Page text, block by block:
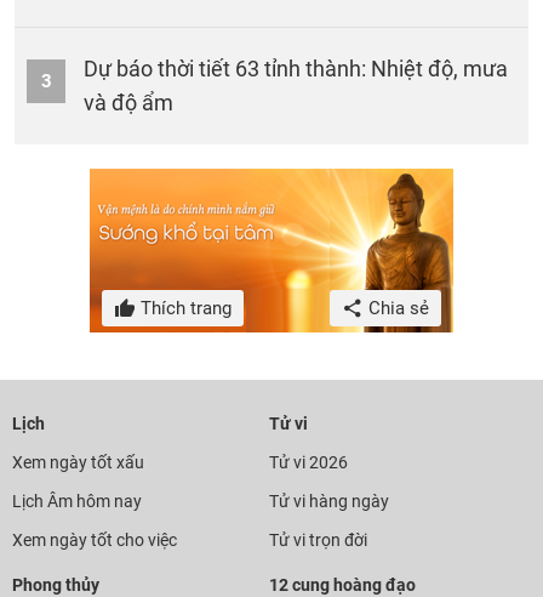
3
Dự báo thời tiết 63 tỉnh thành: Nhiệt độ, mưa
và độ ẩm
Thích trang Chia sẻ
Lịch
Xem ngày tốt xấu
Lịch Âm hôm nay
Xem ngày tốt cho việc
Tử vi
Tử vi 2026
Tử vi hàng ngày
Tử vi trọn đời
Phong thủy
12 cung hoàng đạo